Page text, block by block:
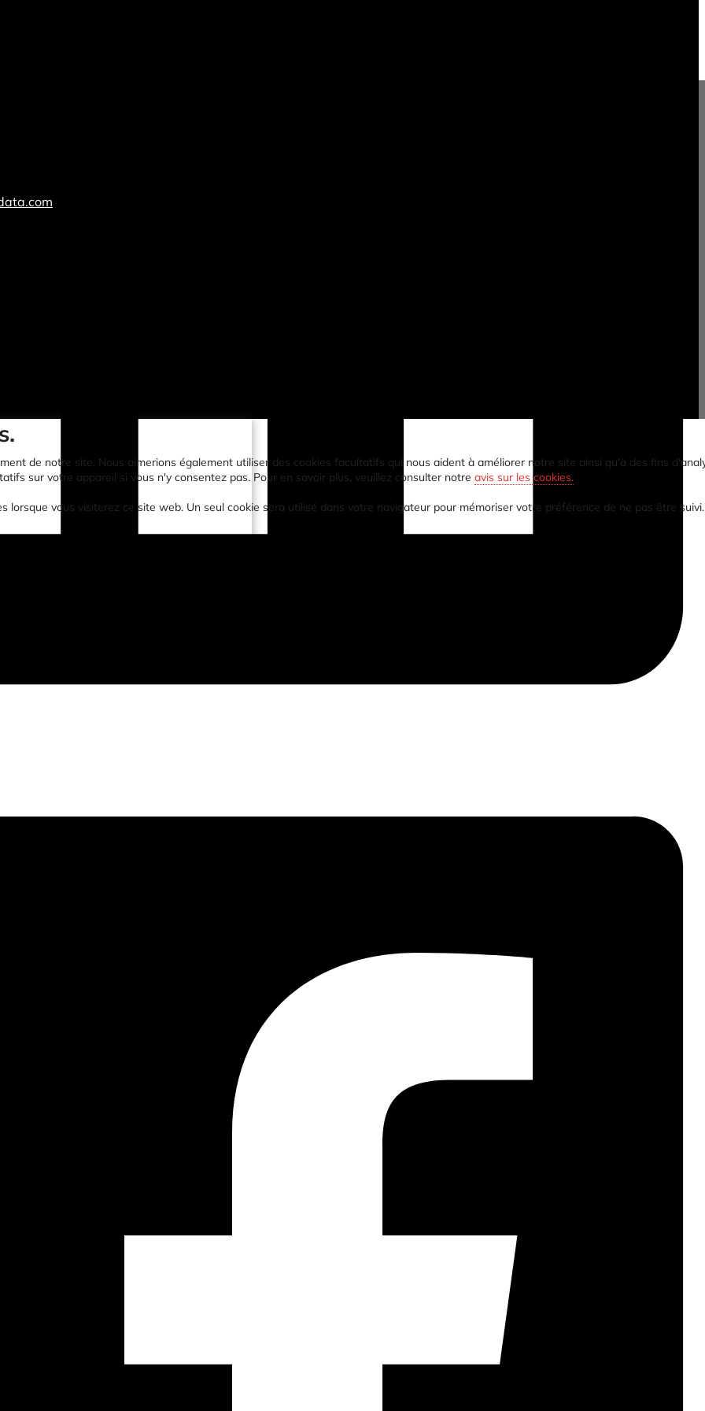
de notre site. Nous aimerions également utiliser des cookies facultatifs qui nous aident à améliorer notre site ainsi qu'à des fins
sur votre appareil si vous n'y consentez pas. Pour en savoir plus, veuillez consulter notre avis sur les cookies.
lorsque vous visiterez ce site web. Un seul cookie sera utilisé dans votre navigateur pour mémoriser votre préférence de ne pas être suivi.